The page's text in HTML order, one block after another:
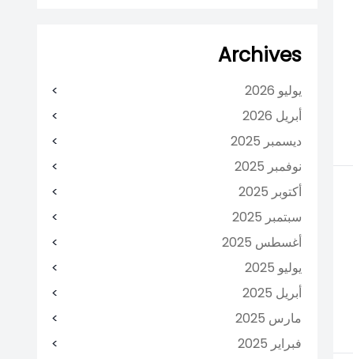
Archives
يوليو 2026
أبريل 2026
ديسمبر 2025
نوفمبر 2025
أكتوبر 2025
سبتمبر 2025
أغسطس 2025
يوليو 2025
أبريل 2025
مارس 2025
فبراير 2025